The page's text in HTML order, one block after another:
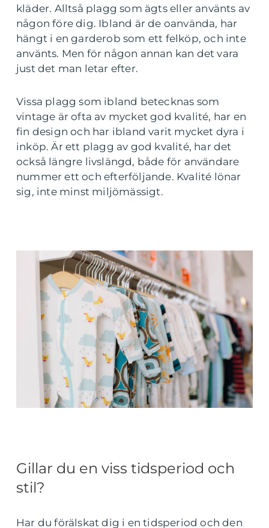
kläder. Alltså plagg som ägts eller använts av
någon före dig. Ibland är de oanvända, har
hängt i en garderob som ett felköp, och inte
använts. Men för någon annan kan det vara
just det man letar efter.
Vissa plagg som ibland betecknas som
vintage är ofta av mycket god kvalité, har en
fin design och har ibland varit mycket dyra i
inköp. Är ett plagg av god kvalité, har det
också längre livslängd, både för användare
nummer ett och efterföljande. Kvalité lönar
sig, inte minst miljömässigt.
Gillar du en viss tidsperiod och
stil?
Har du förälskat dig i en tidsperiod och den